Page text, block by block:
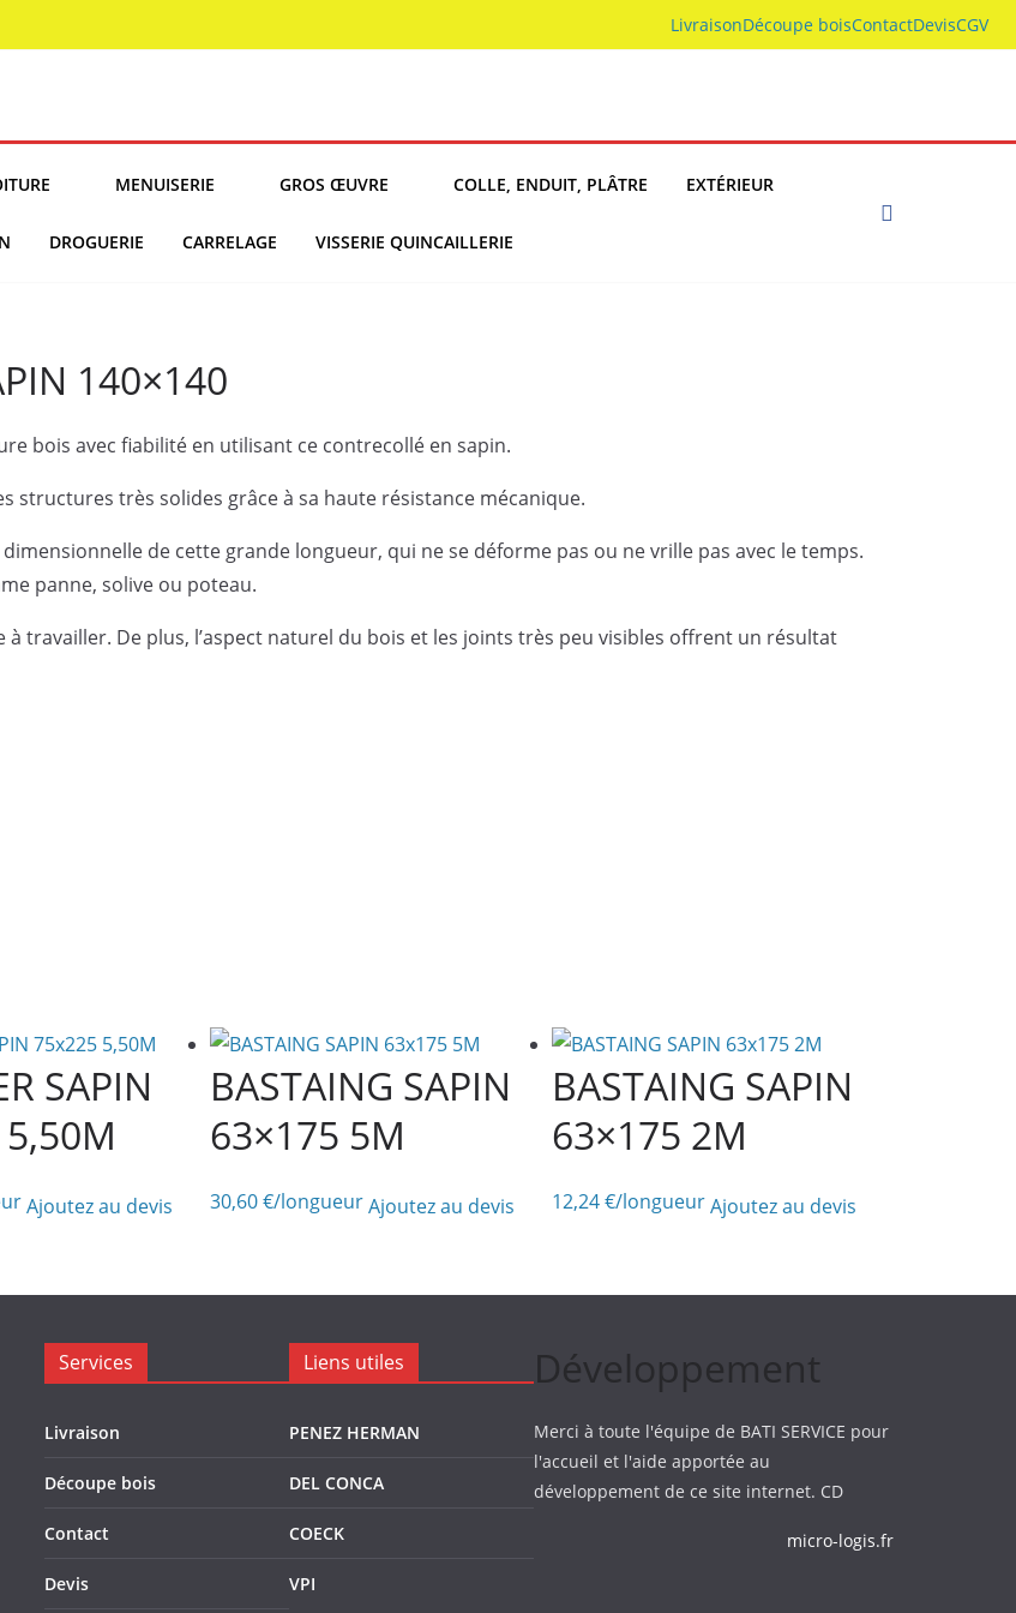
LivraisonDécoupe boisContactDevisCGV
MENUISERIE GROS ŒUVRE COLLE, ENDUIT, PLÂTRE EXTÉRIEUR
DROGUERIE CARRELAGE VISSERIE QUINCAILLERIE
140×140
bois avec fiabilité en utilisant ce contrecollé en sapin.
structures très solides grâce à sa haute résistance mécanique.
de cette grande longueur, qui ne se déforme pas ou ne vrille pas avec le temps.
panne, solive ou poteau.
travailler. De plus, l’aspect naturel du bois et les joints très peu visibles offrent un résultat
SAPIN
Ajoutez au devis
BASTAING SAPIN
63×175 5M
30,60€/longueurAjoutez au devis
BASTAING SAPIN
63×175 2M
12,24€/longueurAjoutez au devis
Services
Livraison
Découpe bois
Contact
Devis
Liens utiles
PENEZ HERMAN
DEL CONCA
COECK
VPI
Développement
Merci à toute l'équipe de BATI SERVICE pour
l'accueil et l'aide apportée au
développement de ce site internet. CD
micro-logis.fr